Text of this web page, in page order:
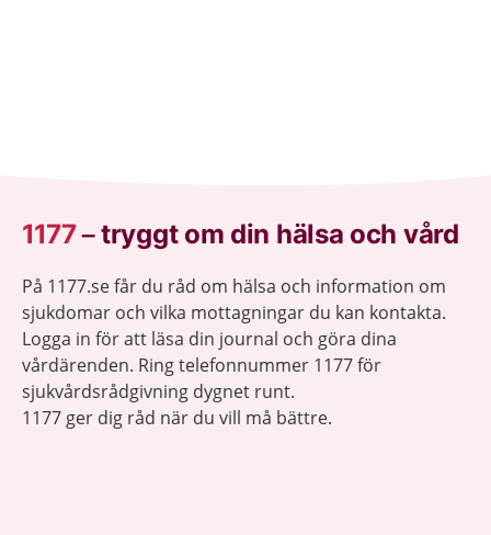
1177–tryggt om din hälsa och vård
På 1177.se får du råd om hälsa och information om
sjukdomar och vilka mottagningar du kan kontakta.
Logga in för att läsa din journal och göra dina
vårdärenden. Ring telefonnummer 1177 för
sjukvårdsrådgivning dygnet runt.
1177 ger dig råd när du vill må bättre.